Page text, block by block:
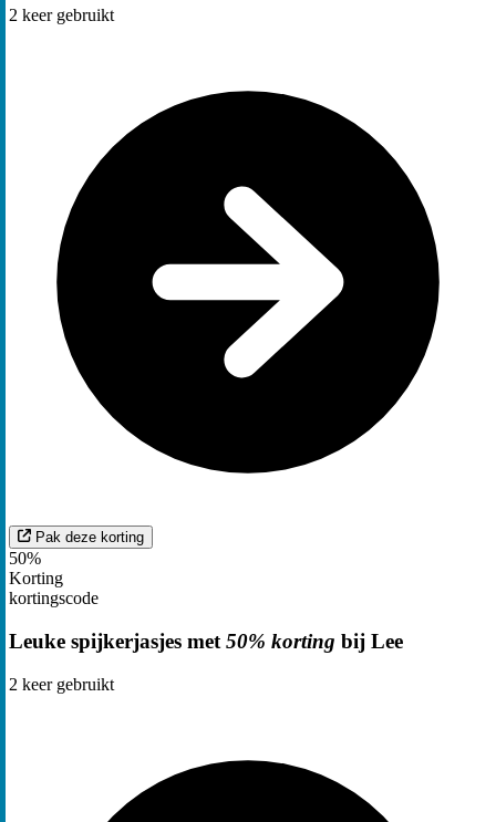
2 keer gebruikt
Pak deze korting
50%
Korting
kortingscode
Leuke spijkerjasjes met 50% korting bij Lee
2 keer gebruikt